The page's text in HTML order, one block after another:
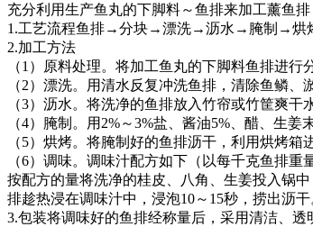
充分利用生产鱼丸的下脚料～鱼排来加工薰鱼排
1.工艺流程鱼排→分块→漂洗→沥水 → 腌制 →烘
2.加工方法
（1 ）原料处理。将加工鱼丸的下脚料鱼排进行
（2）漂洗。用清水反复冲洗鱼排，清除鱼鳞、
（3）沥水。将洗净的鱼排放入竹帘或竹筐爽干
（4）腌制。用 2%～3%盐、酱油5% 、醋、生姜
（5）烘烤。将腌制好的鱼排沥干，利用烘烤箱
（6）调味。调味汁配方如下（以每千克鱼排重
按配方的量将洗净的桂皮、八角、生姜投入锅
排趁热浸在调味汁中，浸泡10～ 15秒，捞出沥干
3.包装将调味好的鱼排经称量后，采用清洁、